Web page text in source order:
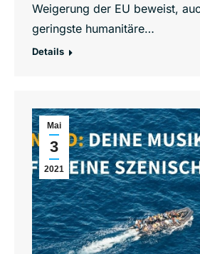
Weigerung der EU beweist,
geringste humanitäre…
Details
Mai
3
2021